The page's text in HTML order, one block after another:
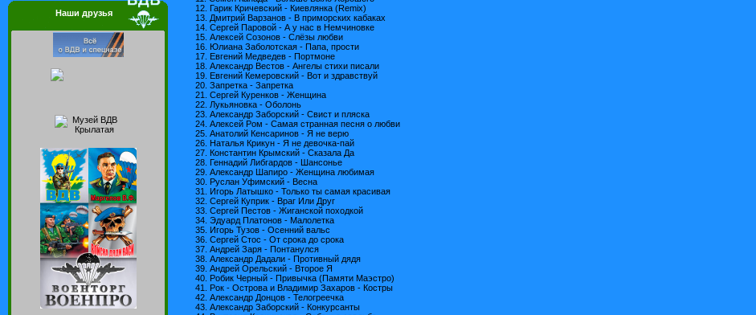
Наши друзья
12. Гарик Кричевский - Киевлянка (Remix)
13. Дмитрий Варзанов - В приморских кабаках
14. Сергей Паровой - А у нас в Немчиновке
15. Алексей Созонов - Слёзы любви
16. Юлиана Заболотская - Папа, прости
17. Евгений Медведев - Портмоне
18. Александр Вестов - Ангелы стихи писали
19. Евгений Кемеровский - Вот и здравствуй
20. Запретка - Запретка
21. Сергей Куренков - Женщина
22. Лукьяновка - Оболонь
23. Александр Заборский - Свист и пляска
24. Алексей Ром - Самая странная песня о любви
25. Анатолий Кенсаринов - Я не верю
26. Наталья Крикун - Я не девочка-пай
27. Константин Крымский - Сказала Да
28. Геннадий Либгардов - Шансонье
29. Александр Шапиро - Женщина любимая
30. Руслан Уфимский - Весна
31. Игорь Латышко - Только ты самая красивая
32. Сергей Куприк - Враг Или Друг
33. Сергей Пестов - Жиганской походкой
34. Эдуард Платонов - Малолетка
35. Игорь Тузов - Осенний вальс
36. Сергей Стос - От срока до срока
37. Андрей Заря - Понтанулся
38. Александр Дадали - Противный дядя
39. Андрей Орельский - Второе Я
40. Робик Черный - Привычка (Памяти Маэстро)
41. Рок - Острова и Владимир Захаров - Костры
42. Александр Донцов - Телогреечка
43. Александр Заборский - Конкурсанты